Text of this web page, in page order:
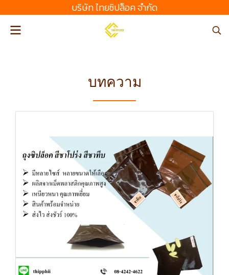
บริษัท ไทยซิปล็อค จํากัด
บทความ